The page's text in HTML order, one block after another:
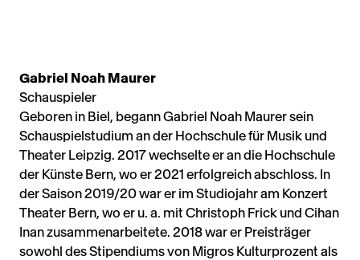
Gabriel Noah Maurer
Schauspieler
Geboren in Biel, begann Gabriel Noah Maurer sein
Schauspielstudium an der Hochschule für Musik und
Theater Leipzig. 2017 wechselte er an die Hochschule
der Künste Bern, wo er 2021 erfolgreich abschloss. In
der Saison 2019/20 war er im Studiojahr am Konzert
Theater Bern, wo er u. a. mit Christoph Frick und Cihan
Inan zusammenarbeitete. 2018 war er Preisträger
sowohl des Stipendiums von Migros Kulturprozent als